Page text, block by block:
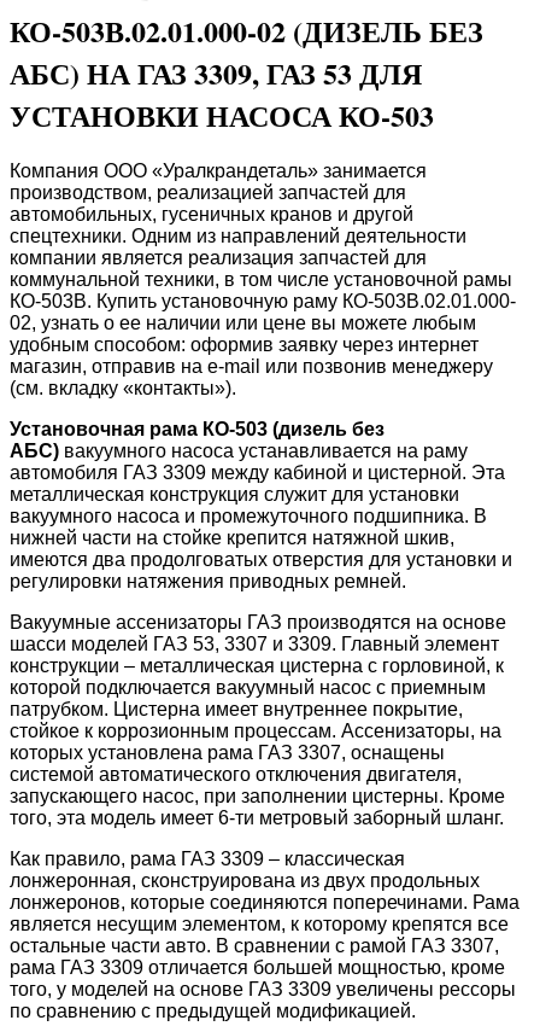
КО-503В.02.01.000-02 (ДИЗЕЛЬ БЕЗ
АБС) НА ГАЗ 3309, ГАЗ 53 ДЛЯ
УСТАНОВКИ НАСОСА КО-503
Компания ООО «Уралкрандеталь» занимается
производством, реализацией запчастей для
автомобильных, гусеничных кранов и другой
спецтехники. Одним из направлений деятельности
компании является реализация запчастей для
коммунальной техники, в том числе установочной рамы
КО-503В. Купить установочную раму КО-503В.02.01.000-
02, узнать о ее наличии или цене вы можете любым
удобным способом: оформив заявку через интернет
магазин, отправив на e-mail или позвонив менеджеру
(см. вкладку «контакты»).
Установочная рама КО-503 (дизель без
АБС) вакуумного насоса устанавливается на раму
автомобиля ГАЗ 3309 между кабиной и цистерной. Эта
металлическая конструкция служит для установки
вакуумного насоса и промежуточного подшипника. В
нижней части на стойке крепится натяжной шкив,
имеются два продолговатых отверстия для установки и
регулировки натяжения приводных ремней.
Вакуумные ассенизаторы ГАЗ производятся на основе
шасси моделей ГАЗ 53, 3307 и 3309. Главный элемент
конструкции – металлическая цистерна с горловиной, к
которой подключается вакуумный насос с приемным
патрубком. Цистерна имеет внутреннее покрытие,
стойкое к коррозионным процессам. Ассенизаторы, на
которых установлена рама ГАЗ 3307, оснащены
системой автоматического отключения двигателя,
запускающего насос, при заполнении цистерны. Кроме
того, эта модель имеет 6-ти метровый заборный шланг.
Как правило, рама ГАЗ 3309 – классическая
лонжеронная, сконструирована из двух продольных
лонжеронов, которые соединяются поперечинами. Рама
является несущим элементом, к которому крепятся все
остальные части авто. В сравнении с рамой ГАЗ 3307,
рама ГАЗ 3309 отличается большей мощностью, кроме
того, у моделей на основе ГАЗ 3309 увеличены рессоры
по сравнению с предыдущей модификацией.